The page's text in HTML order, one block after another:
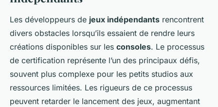
Les développeurs de jeux indépendants rencontrent
divers obstacles lorsqu’ils essaient de rendre leurs
créations disponibles sur les consoles. Le processus
de certification représente l’un des principaux défis,
souvent plus complexe pour les petits studios aux
ressources limitées. Les rigueurs de ce processus
peuvent retarder le lancement des jeux, augmentant